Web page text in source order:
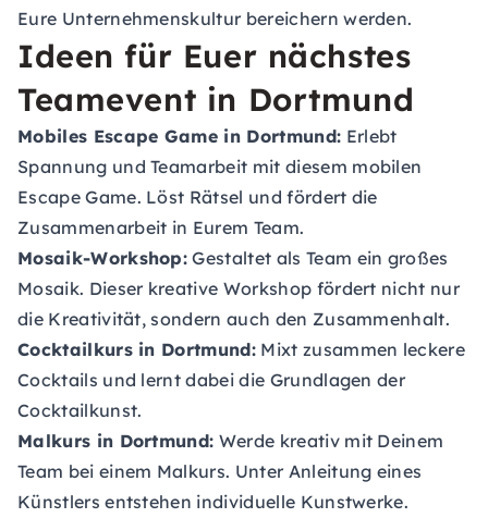
Eure Unternehmenskultur bereichern werden.
Ideen für Euer nächstes
Teamevent in Dortmund
Mobiles Escape Game in Dortmund: Erlebt
Spannung und Teamarbeit mit diesem mobilen
Escape Game. Löst Rätsel und fördert die
Zusammenarbeit in Eurem Team.
Mosaik-Workshop: Gestaltet als Team ein großes
Mosaik. Dieser kreative Workshop fördert nicht nur
die Kreativität, sondern auch den Zusammenhalt.
Cocktailkurs in Dortmund: Mixt zusammen leckere
Cocktails und lernt dabei die Grundlagen der
Cocktailkunst.
Malkurs in Dortmund: Werde kreativ mit Deinem
Team bei einem Malkurs. Unter Anleitung eines
Künstlers entstehen individuelle Kunstwerke.